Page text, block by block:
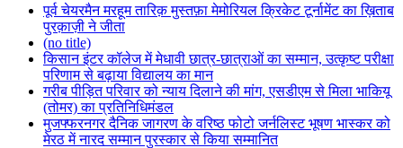
पूर्व चेयरमैन मरहूम तारिक़ मुस्तफ़ा मेमोरियल क्रिकेट टूर्नामेंट का ख़िताब
पुरक़ाज़ी ने जीता
(no title)
किसान इंटर कॉलेज में मेधावी छात्र-छात्राओं का सम्मान, उत्कृष्ट परीक्षा
परिणाम से बढ़ाया विद्यालय का मान
गरीब पीड़ित परिवार को न्याय दिलाने की मांग, एसडीएम से मिला भाकियू
(तोमर) का प्रतिनिधिमंडल
मुजफ्फरनगर दैनिक जागरण के वरिष्ठ फोटो जर्नलिस्ट भूषण भास्कर को
मेरठ में नारद सम्मान पुरस्कार से किया सम्मानित